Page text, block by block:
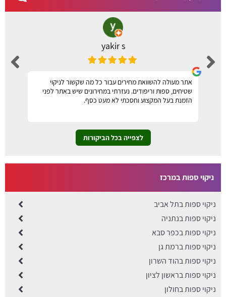
yakir s
אתר מעולה להשוואת מחירים עבור כל מה שקשור לניקוי
שטיחים, ספות וריפודים. נעזרתי במחירונים שיש באתר לפני
הזמנת בעל המקצוע וחסכתי לא מעט כסף.
לצפייה בכל הביקורות
ניקוי ספות במרכז
ניקוי ספות בתל אביב
​ניקוי ספות בנתניה
ניקוי ספות בכפר סבא
ניקוי ספות ברמת גן
ניקוי ספות בהוד השרון
ניקוי ספות בראשון לציון
ניקוי ספות בחולון